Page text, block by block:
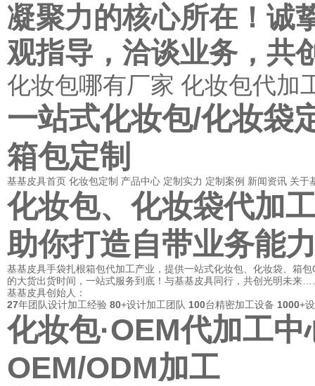
凝聚力的核心所在！诚
观指导，洽谈业务，共
化妆包哪有厂家 化妆包代加
一站式化妆包/化妆袋
箱包定制
基基皮具首页 化妆包定制 产品中心 定制实力 定制案例 新闻资讯 关于
化妆包、化妆袋代加
助你打造自带业务能
基基皮具手袋扎根箱包代加工产业，提供一站式化妆包、化妆袋、箱
的大货出货时间，一站式服务到底！与基基皮具同行，共创光明未来….
基基皮具创始人：
27年团队设计加工经验 80+设计加工团队 100台精密加工设备 1000+
化妆包·OEM代加工中
OEM/ODM加工